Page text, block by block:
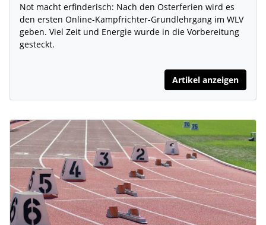
Not macht erfinderisch: Nach den Osterferien wird es
den ersten Online-Kampfrichter-Grundlehrgang im WLV
geben. Viel Zeit und Energie wurde in die Vorbereitung
gesteckt.
Artikel anzeigen